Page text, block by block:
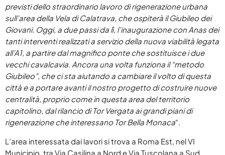
Agosto 2024
Luglio 2024
Giugno 2024
Maggio 2024
Aprile 2024
Marzo 2024
Febbraio 2024
Gennaio 2024
previsti dello straordinario lavoro di rigenerazione urbana
sull’area della Vela di Calatrava, che ospiterà il Giubileo dei
Giovani. Oggi, a due passi da lì, l’inaugurazione con Anas dei
tanti interventi realizzati a servizio della nuova viabilità legata
all’A1, a partire dal magnifico ponte che sostituisce i due
vecchi cavalcavia. Ancora una volta funziona il “metodo
Giubileo”, che ci sta aiutando a cambiare il volto di questa
città e a portare avanti il nostro progetto di costruire nuove
centralità, proprio come in questa area del territorio
capitolino, dal rilancio di Tor Vergata ai grandi piani di
rigenerazione che interessano Tor Bella Monaca“.
L’area interessata dai lavori si trova a Roma Est, nel VI
Municipio, tra Via Casilina a Nord e Via Tuscolana a Sud,